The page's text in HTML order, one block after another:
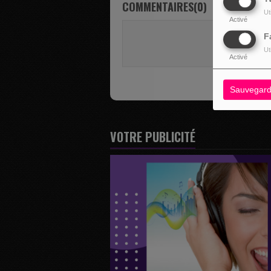
Activé
Activé
COMMENTAIRES(0)
Vous
VOTRE PUBLICITÉ